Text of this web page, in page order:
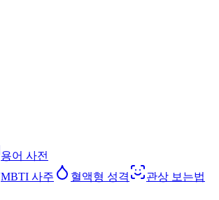
용어 사전
MBTI 사주 혈액형 성격
관상 보는법